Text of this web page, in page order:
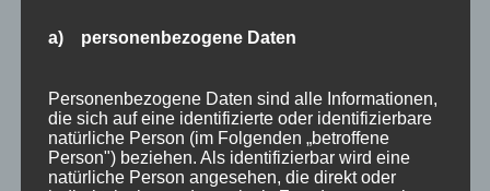
Wintersport
März 2022 mit Zuschauern statt! Die Könige der
Lüfte zurück in Oberstdorf Ein Highlight für die
Skisprungfans erwartet uns im März an der
a) personenbezogene Daten
Personenbezogene Daten sind alle Informationen,
die sich auf eine identifizierte oder identifizierbare
natürliche Person (im Folgenden „betroffene
Person") beziehen. Als identifizierbar wird eine
natürliche Person angesehen, die direkt oder